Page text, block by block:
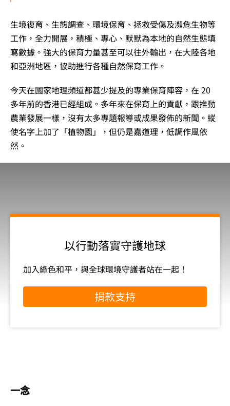
生境復育、生態調查、環境保育、拯救受傷及瀕危生物等
工作，全力開展，積極、專心、默默為本地的自然生態填
寫數據。強大的保育力量甚至可以往外輸出，在大陸各地
和亞洲地區，協助進行各種自然保育工作。
今天在國家地理頻道都甚少提及的專業保育陣容，在 20
多年前的香港已經組成。多年來在保育上的貢獻，跟推動
農業發展一樣，沒有太多專題報導或成果發佈的新聞。縱
使名字上加了「植物園」，但仍是嘉道理，低調作風依
然。
以行動落實守護地球
加入綠色和平，與全球環境守護者站在一起！
捐款支持
一念